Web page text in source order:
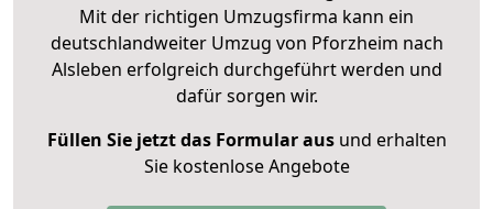
Mit der richtigen Umzugsfirma kann ein
deutschlandweiter Umzug von Pforzheim nach
Alsleben erfolgreich durchgeführt werden und
dafür sorgen wir.
Füllen Sie jetzt das Formular ausund erhalten
Sie kostenlose Angebote